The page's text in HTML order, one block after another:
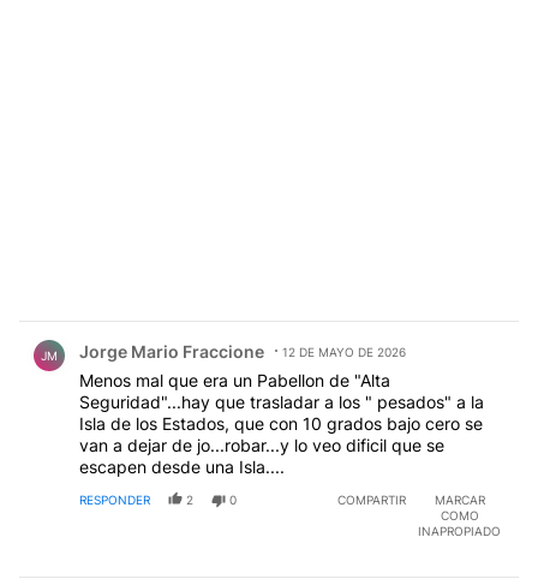
JM Jorge Mario Fraccione 12 DE MAYO DE 2026
Menos mal que era un Pabellon de "Alta
Seguridad"...hay que trasladar a los " pesados" a la
Isla de los Estados, que con 10 grados bajo cero se
van a dejar de jo...robar...y lo veo dificil que se
escapen desde una Isla....
RESPONDER 2 0 COMPARTIR
MARCAR
COMO
INAPROPIADO